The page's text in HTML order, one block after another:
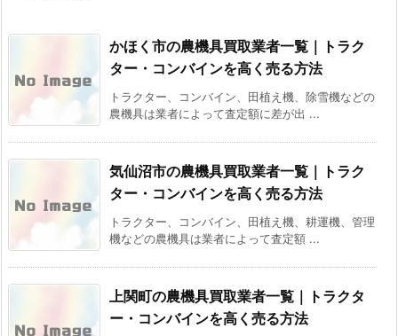
かほく市の農機具買取業者一覧｜トラク
ター・コンバインを高く売る方法
トラクター、コンバイン、田植え機、除雪機などの
農機具は業者によって査定額に差が出 ...
気仙沼市の農機具買取業者一覧｜トラク
ター・コンバインを高く売る方法
トラクター、コンバイン、田植え機、耕運機、管理
機などの農機具は業者によって査定額 ...
上関町の農機具買取業者一覧｜トラクタ
ー・コンバインを高く売る方法